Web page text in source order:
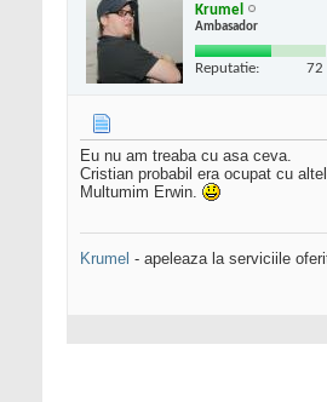
Krumel
Ambasador
Reputatie: 72
Eu nu am treaba cu asa ceva.
Cristian probabil era ocupat cu
Multumim Erwin.
Krumel - apeleaza la serviciile